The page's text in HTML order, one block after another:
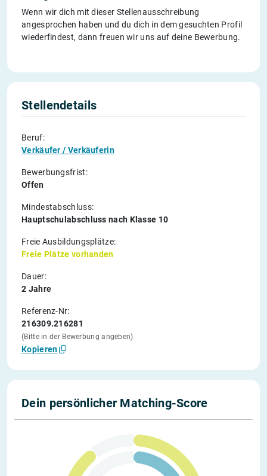
Wenn wir dich mit dieser Stellenausschreibung
angesprochen haben und du dich in dem gesuchten Profil
wiederfindest, dann freuen wir uns auf deine Bewerbung.
Stellendetails
Beruf:
Verkäufer / Verkäuferin
Bewerbungsfrist:
Offen
Mindestabschluss:
Hauptschulabschluss nach Klasse 10
Freie Ausbildungsplätze:
Freie Plätze vorhanden
Dauer:
2 Jahre
Referenz-Nr:
216309.216281
(Bitte in der Bewerbung angeben)
Kopieren
Dein persönlicher Matching-Score